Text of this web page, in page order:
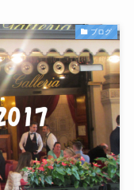
ブログ